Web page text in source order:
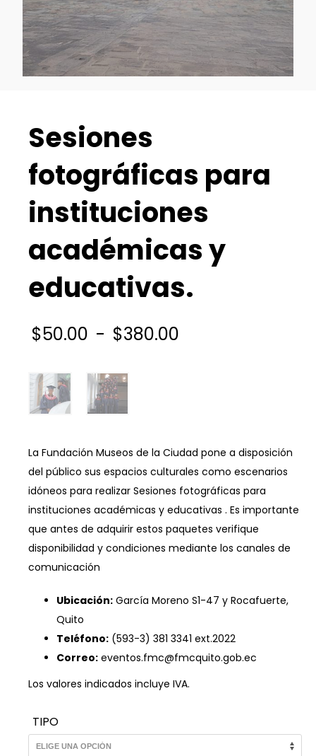
Sesiones
fotográficas para
instituciones
académicas y
educativas.
$50.00 - $380.00
$380.00
La Fundación Museos de la Ciudad pone a disposición
del público sus espacios culturales como escenarios
idóneos para realizar Sesiones fotográficas para
instituciones académicas y educativas . Es importante
que antes de adquirir estos paquetes verifique
disponibilidad y condiciones mediante los canales de
comunicación
Ubicación: García Moreno S1-47 y Rocafuerte,
Quito
Teléfono: (593-3) 381 3341 ext.2022
Correo: eventos.fmc@fmcquito.gob.ec
Los valores indicados incluye IVA.
TIPO